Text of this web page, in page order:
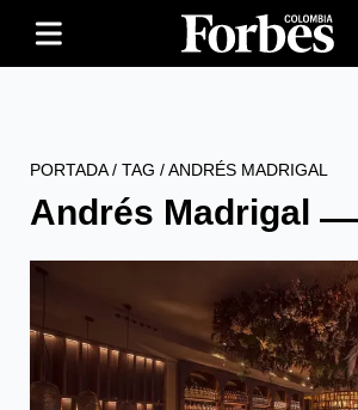
PORTADA/ TAG /ANDRÉS MADRIGAL
Andrés Madrigal